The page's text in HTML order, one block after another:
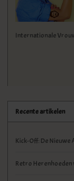
SALE
Internationale
Recente artikelen
Kick-Off: De
Retro Herenhoeden